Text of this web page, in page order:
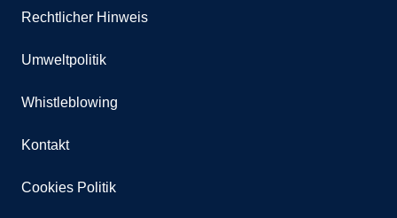
Rechtlicher Hinweis
Umweltpolitik
Whistleblowing
Kontakt
Cookies Politik